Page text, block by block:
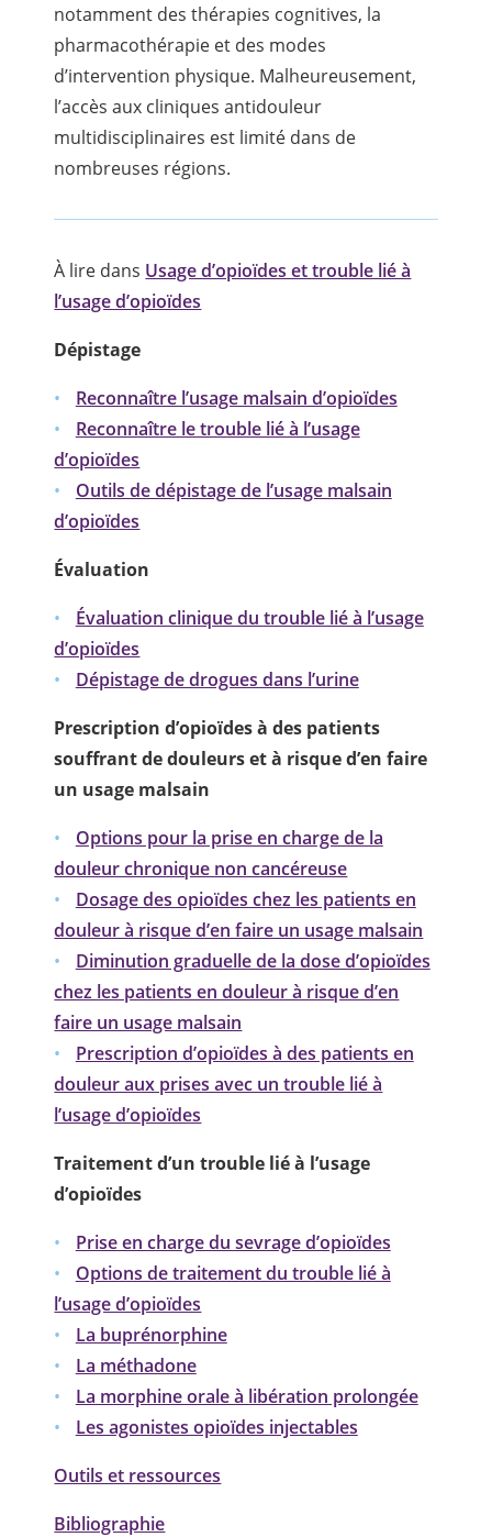
notamment des thérapies cognitives, la
pharmacothérapie et des modes
d’intervention physique. Malheureusement,
l’accès aux cliniques antidouleur
multidisciplinaires est limité dans de
nombreuses régions.
À lire dans Usage d’opioïdes et trouble lié à
l’usage d’opioïdes
Dépistage
Reconnaître l’usage malsain d’opioïdes
Reconnaître le trouble lié à l’usage
d’opioïdes
Outils de dépistage de l’usage malsain
d’opioïdes
Évaluation
Évaluation clinique du trouble lié à l’usage
d’opioïdes
Dépistage de drogues dans l’urine
Prescription d’opioïdes à des patients
souffrant de douleurs et à risque d’en faire
un usage malsain
Options pour la prise en charge de la
douleur chronique non cancéreuse
Dosage des opioïdes chez les patients en
douleur à risque d’en faire un usage malsain
Diminution graduelle de la dose d’opioïdes
chez les patients en douleur à risque d’en
faire un usage malsain
Prescription d’opioïdes à des patients en
douleur aux prises avec un trouble lié à
l’usage d’opioïdes
Traitement d’un trouble lié à l’usage
d’opioïdes
Prise en charge du sevrage d’opioïdes
Options de traitement du trouble lié à
l’usage d’opioïdes
La buprénorphine
La méthadone
La morphine orale à libération prolongée
Les agonistes opioïdes injectables
Outils et ressources
Bibliographie